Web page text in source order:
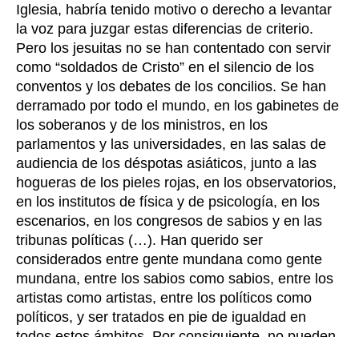
Iglesia, habría tenido motivo o derecho a levantar
la voz para juzgar estas diferencias de criterio.
Pero los jesuitas no se han contentado con servir
como “soldados de Cristo” en el silencio de los
conventos y los debates de los concilios. Se han
derramado por todo el mundo, en los gabinetes de
los soberanos y de los ministros, en los
parlamentos y las universidades, en las salas de
audiencia de los déspotas asiáticos, junto a las
hogueras de los pieles rojas, en los observatorios,
en los institutos de física y de psicología, en los
escenarios, en los congresos de sabios y en las
tribunas políticas (…). Han querido ser
considerados entre gente mundana como gente
mundana, entre los sabios como sabios, entre los
artistas como artistas, entre los políticos como
políticos, y ser tratados en pie de igualdad en